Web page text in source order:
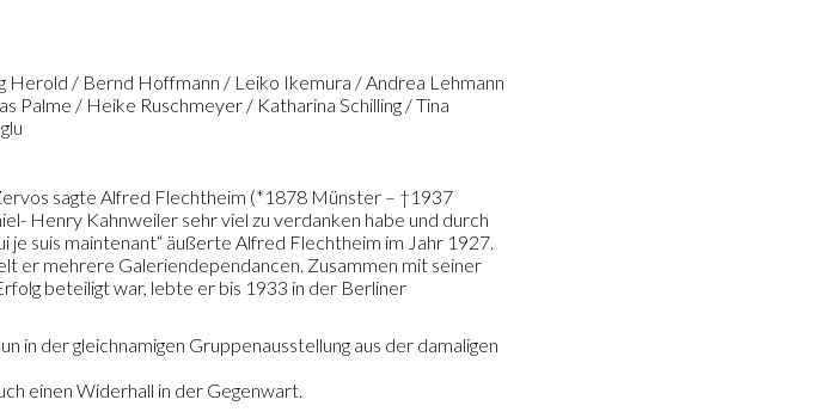
/ Bernd Hoffmann / Leiko Ikemura / Andrea Lehmann
Palme / Heike Ruschmeyer / Katharina Schilling / Tina
sagte Alfred Flechtheim (*1878 Münster – †1937
Henry Kahnweiler sehr viel zu verdanken habe und durch
je suis maintenant“ äußerte Alfred Flechtheim im Jahr 1927.
er mehrere Galeriendependancen. Zusammen mit seiner
beteiligt war, lebte er bis 1933 in der Berliner
in der gleichnamigen Gruppenausstellung aus der damaligen
einen Widerhall in der Gegenwart.